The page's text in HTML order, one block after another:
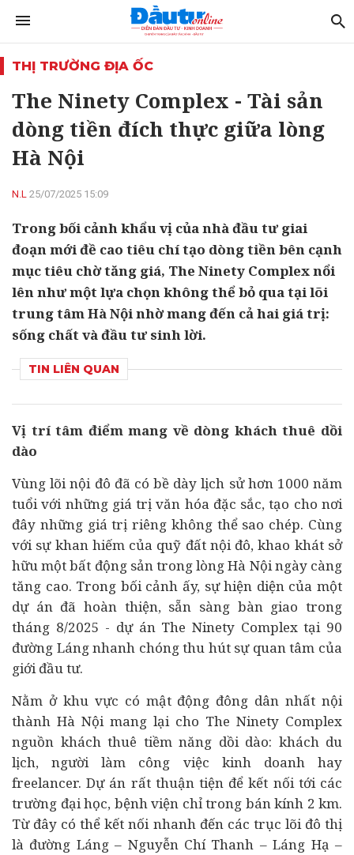
THỊ TRƯỜNG ĐỊA ỐC
The Ninety Complex - Tài sản
dòng tiền đích thực giữa lòng
Hà Nội
N.L 25/07/2025 15:09
Trong bối cảnh khẩu vị của nhà đầu tư giai
đoạn mới đề cao tiêu chí tạo dòng tiền bên cạnh
mục tiêu chờ tăng giá, The Ninety Complex nổi
lên như một lựa chọn không thể bỏ qua tại lõi
trung tâm Hà Nội nhờ mang đến cả hai giá trị:
sống chất và đầu tư sinh lời.
TIN LIÊN QUAN
Vị trí tâm điểm mang về dòng khách thuê dồi
dào
Vùng lõi nội đô đã có bề dày lịch sử hơn 1000 năm
tuổi với những giá trị văn hóa đặc sắc, tạo cho nơi
đây những giá trị riêng không thể sao chép. Cùng
với sự khan hiếm của quỹ đất nội đô, khao khát sở
hữu mộtbất động sảntrong lòng Hà Nội ngày càng
tăng cao. Trong bối cảnh ấy, sự hiện diện của một
dự ánđã hoàn thiện, sẵn sàng bàn giao trong
tháng 8/2025 - dự án The Ninety Complex tại 90
đường Láng nhanh chóng thu hút sự quan tâm của
giớiđầu tư.
Nằm ở khu vực có mật động đông dân nhất nội
thành Hà Nội mang lại cho The Ninety Complex
nguồn khách thuê tiềm năng dồi dào: khách du
lịch, người làm công việc kinh doanh hay
freelancer. Dự án rất thuận tiện để kết nối tới các
trường đại học, bệnh viện chỉ trong bán kính 2 km.
Từ đây có thể kết nối nhanh đến các trục lõi đô thị
là đường Láng – Nguyễn Chí Thanh – Láng Hạ –